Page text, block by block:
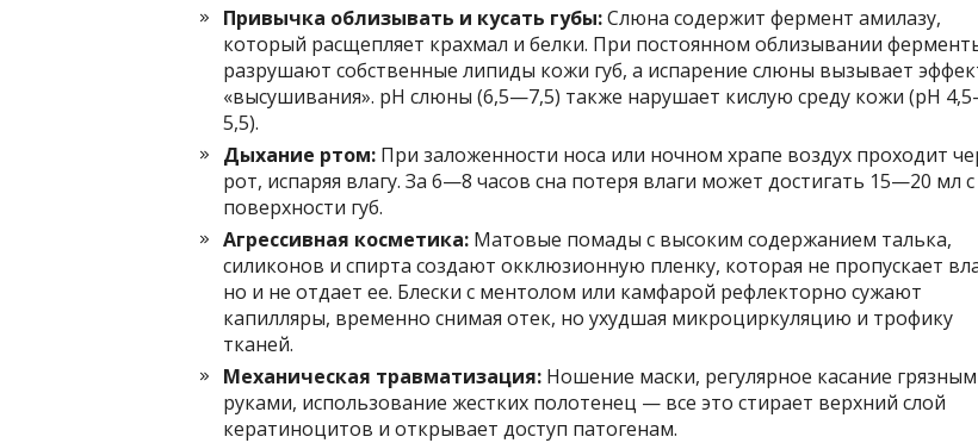
Привычка облизывать и кусать губы:Слюна содержит фермент амилазу,
который расщепляет крахмал и белки. При постоянном облизывании
разрушают собственные липиды кожи губ, а испарение слюны вызывает
«высушивания». pH слюны (6,5—7,5) также нарушает кислую среду кожи (pH
5,5).
Дыхание ртом: При заложенности носа или ночном храпе воздух проходит
рот, испаряя влагу. За 6—8 часов сна потеря влаги может достигать 15—20 мл с
поверхности губ.
Агрессивная косметика: Матовые помады с высоким содержанием талька,
силиконов и спирта создают окклюзионную пленку, которая не пропускает
но и не отдает ее. Блески с ментолом или камфарой рефлекторно сужают
капилляры, временно снимая отек, но ухудшая микроциркуляцию и трофику
тканей.
Механическая травматизация: Ношение маски, регулярное касание
руками, использование жестких полотенец — все это стирает верхний слой
кератиноцитов и открывает доступ патогенам.